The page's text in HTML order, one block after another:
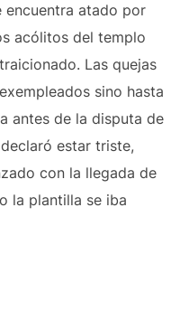
encuentra atado por
acólitos del templo
Las quejas
sino hasta
antes de la disputa de
estar triste,
con la llegada de
la plantilla se iba